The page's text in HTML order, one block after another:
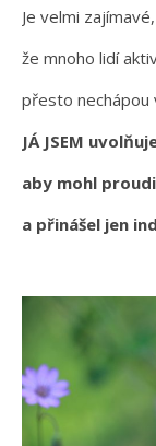
Je velmi zajímavé,
že mnoho lidí
přesto nechápou
JÁ JSEM
aby mohl
a přinášel jen